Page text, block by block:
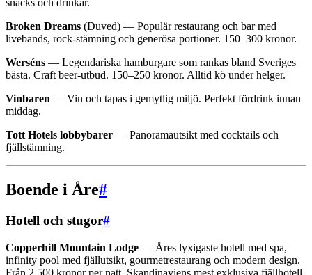
snacks och drinkar.
Broken Dreams (Duved) — Populär restaurang och bar med
livebands, rock-stämning och generösa portioner. 150–300 kronor.
Werséns — Legendariska hamburgare som rankas bland Sveriges
bästa. Craft beer-utbud. 150–250 kronor. Alltid kö under helger.
Vinbaren — Vin och tapas i gemytlig miljö. Perfekt fördrink innan
middag.
Tott Hotels lobbybarer — Panoramautsikt med cocktails och
fjällstämning.
Boende i Åre#
Hotell och stugor#
Copperhill Mountain Lodge — Åres lyxigaste hotell med spa,
infinity pool med fjällutsikt, gourmetrestaurang och modern design.
Från 2 500 kronor per natt. Skandinaviens mest exklusiva fjällhotell.